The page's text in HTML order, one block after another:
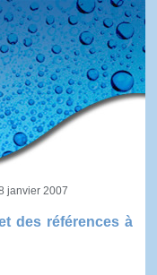
janvier 2007
des références à